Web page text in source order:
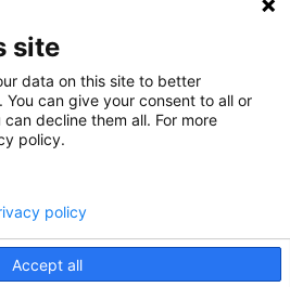
van het HBO
site
data on this site to better
can give your consent to all or
decline them all. For more
policy.
Accept all
policy